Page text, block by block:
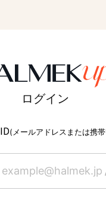
ログイン
ID(メールアドレスまたは携